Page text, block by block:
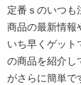
定番ｓのいつも
商品の最新情報
いち早くゲット
の商品を紹介し
がさらに簡単で